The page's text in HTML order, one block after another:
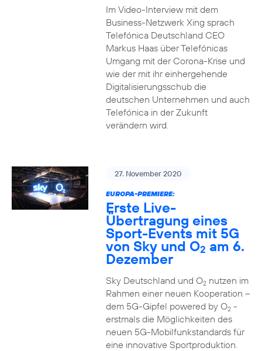
Im Video-Interview mit dem
Business-Netzwerk Xing sprach
Telefónica Deutschland CEO
Markus Haas über Telefónicas
Umgang mit der Corona-Krise und
wie der mit ihr einhergehende
Digitalisierungsschub die
deutschen Unternehmen und auch
Telefónica in der Zukunft
verändern wird.
27. November 2020
EUROPA-PREMIERE:
Erste Live-
Übertragung eines
Sport-Events mit 5G
von Sky und O2 am 6.
Dezember
Sky Deutschland und O2nutzen im
Rahmen einer neuen Kooperation –
dem 5G-Gipfel powered by O2-
erstmals die Möglichkeiten des
neuen 5G-Mobilfunkstandards für
eine innovative Sportproduktion.